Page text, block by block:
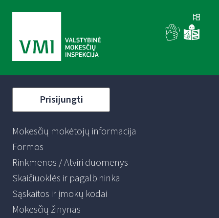
Prisijungti
Mokesčių mokėtojų informacija
Formos
Rinkmenos / Atviri duomenys
Skaičiuoklės ir pagalbininkai
Sąskaitos ir įmokų kodai
Mokesčių žinynas